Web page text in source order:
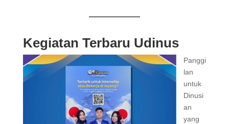
Kegiatan Terbaru Udinus
Panggi
lan
untuk
Dinusi
an
yang